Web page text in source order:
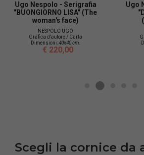
Ugo Nespolo - Serigrafia
"Dura lex sed lex"
(PROFESSIONI)
NESPOLO UGO
Grafica d'autore / Carta
Dimensioni:35X50 cm.
€ 210,00
Scegli la cornice da